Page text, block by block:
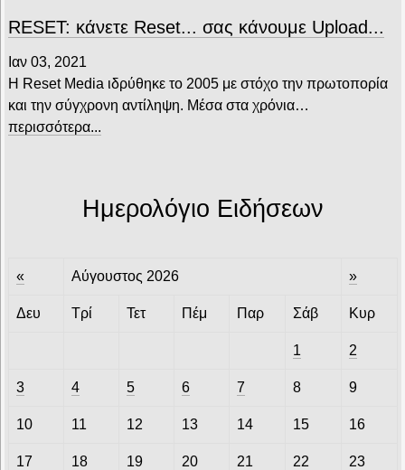
RESET: κάνετε Reset... σας κάνουμε Upload...
Ιαν 03, 2021
Η Reset Media ιδρύθηκε το 2005 με στόχο την πρωτοπορία
και την σύγχρονη αντίληψη. Μέσα στα χρόνια…
περισσότερα...
Ημερολόγιο Ειδήσεων
« Αύγουστος 2026 »
Δευ Τρί Τετ Πέμ Παρ Σάβ Κυρ
1 2
3 4 5 6 7 8 9
10 11 12 13 14 15 16
17 18 19 20 21 22 23